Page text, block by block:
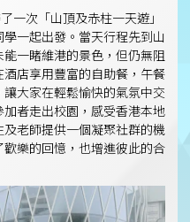
一次「山頂及赤柱一天遊」
一起出發。當天行程先到山
一睹維港的景色，但仍無阻
店享用豐富的自助餐，午餐
大家在輕鬆愉快的氣氛中交
者走出校園，感受香港本地
老師提供一個凝聚社群的機
樂的回憶，也增進彼此的合